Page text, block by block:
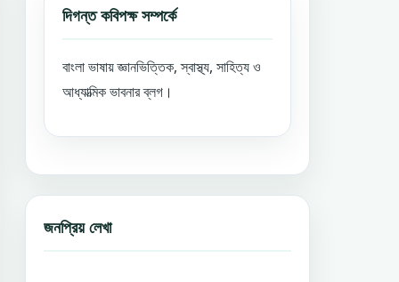
দিগন্ত কবিপক্ষ সম্পর্কে
বাংলা ভাষায় জ্ঞানভিত্তিক, স্বাস্থ্য, সাহিত্য ও
আধ্যাত্মিক ভাবনার ব্লগ।
জনপ্রিয় লেখা